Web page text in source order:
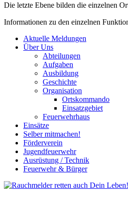
Die letzte Ebene bilden die einzelnen
Informationen zu den einzelnen
Aktuelle Meldungen
Über Uns
Abteilungen
Aufgaben
Ausbildung
Geschichte
Organisation
Ortskommando
Einsatzgebiet
Feuerwehrhaus
Einsätze
Selber mitmachen!
Förderverein
Jugendfeuerwehr
Ausrüstung / Technik
Feuerwehr & Bürger